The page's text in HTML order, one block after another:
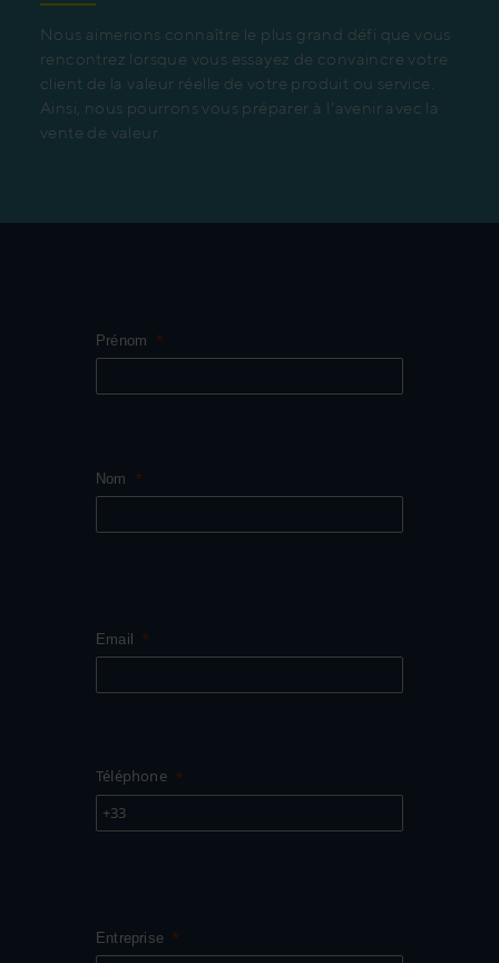
Nous aimerions connaître le plus grand défi que vous
rencontrez lorsque vous essayez de convaincre votre
client de la valeur réelle de votre produit ou service.
Ainsi, nous pourrons vous préparer à l'avenir avec la
vente de valeur.
Prénom
Nom
Email
Téléphone
+33
Entreprise